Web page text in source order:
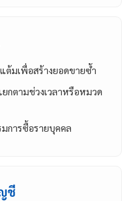
ต้มเพื่อสร้างยอดขายซ้ำ
กตามช่วงเวลาหรือหมวด
การซื้อรายบุคคล
ชี